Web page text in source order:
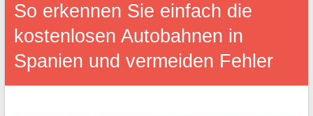
So erkennen Sie einfach die
kostenlosen Autobahnen in
Spanien und vermeiden Fehler